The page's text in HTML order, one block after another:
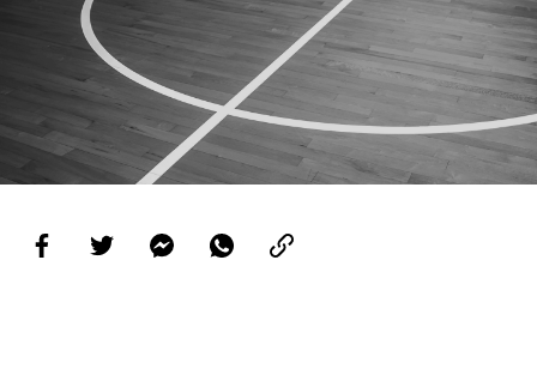
LIGA BETCLIC MASCULINA
LIGA BETCLIC FEMININA